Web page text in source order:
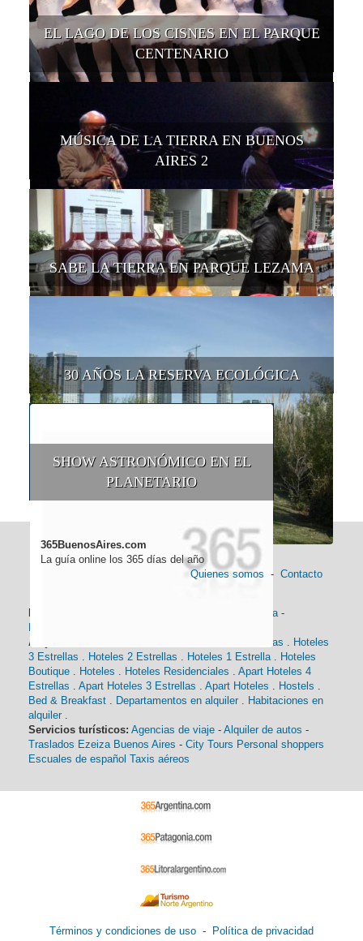
EL LAGO DE LOS CISNES EN EL PARQUE
CENTENARIO
MÚSICA DE LA TIERRA EN BUENOS
AIRES 2
SABE LA TIERRA EN PARQUE LEZAMA
30 AÑOS LA RESERVA ECOLÓGICA
SHOW ASTRONÓMICO EN EL
PLANETARIO
365BuenosAires.com
La guía online los 365 días del año
Quienes somos - Contacto
Historia -
Alojamiento:
Hoteles 4 Estrellas
Hoteles
3 Estrellas
Hoteles 2 Estrellas Hoteles 1 Estrella
Hoteles
Boutique
Hoteles Hoteles Residenciales
Apart Hoteles 4
Estrellas
Apart Hoteles 3 Estrellas Apart Hoteles Hostels
Bed & Breakfast
Departamentos en alquiler
Habitaciones en
alquiler
Servicios turísticos: Agencias de viaje - Alquiler de autos -
Traslados Ezeiza Buenos Aires - City Tours Personal shoppers
Escuales de español Taxis aéreos
Términos y condiciones de uso - Política de privacidad